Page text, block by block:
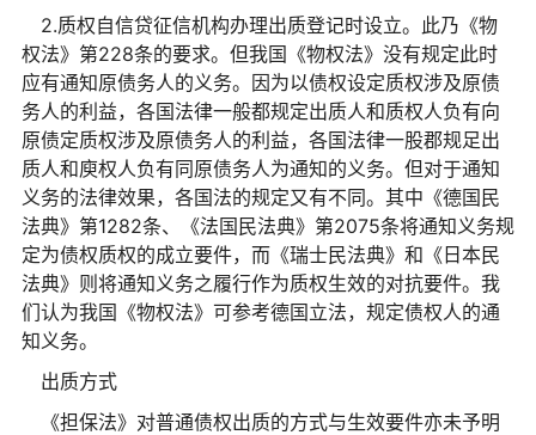
2.质权自信贷征信机构办理出质登记时设立。此乃《物
权法》第228条的要求。但我国《物权法》没有规定此时
应有通知原债务人的义务。因为以债权设定质权涉及原债
务人的利益，各国法律一般都规定出质人和质权人负有向
原债定质权涉及原债务人的利益，各国法律一股郡规足出
质人和庾权人负有同原债务人为通知的义务。但对于通知
义务的法律效果，各国法的规定又有不同。其中《德国民
法典》第1282条、《法国民法典》第2075条将通知义务规
定为债权质权的成立要件，而《瑞士民法典》和《日本民
法典》则将通知义务之履行作为质权生效的对抗要件。我
们认为我国《物权法》可参考德国立法，规定债权人的通
知义务。
出质方式
《担保法》对普通债权出质的方式与生效要件亦未予明